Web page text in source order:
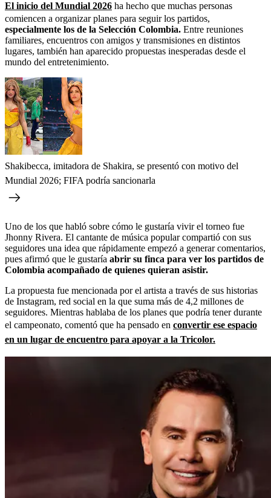
El inicio del Mundial 2026 ha hecho que muchas personas
comiencen a organizar planes para seguir los partidos,
especialmente los de la Selección Colombia. Entre reuniones
familiares, encuentros con amigos y transmisiones en distintos
lugares, también han aparecido propuestas inesperadas desde el
mundo del entretenimiento.
Shakibecca, imitadora de Shakira, se presentó con motivo del
Mundial 2026; FIFA podría sancionarla
Uno de los que habló sobre cómo le gustaría vivir el torneo fue
Jhonny Rivera. El cantante de música popular compartió con sus
seguidores una idea que rápidamente empezó a generar comentarios,
pues afirmó que le gustaría abrir su finca para ver los partidos de
Colombia acompañado de quienes quieran asistir.
La propuesta fue mencionada por el artista a través de sus historias
de Instagram, red social en la que suma más de 4,2 millones de
seguidores. Mientras hablaba de los planes que podría tener durante
el campeonato, comentó que ha pensado en convertir ese espacio
en un lugar de encuentro para apoyar a la Tricolor.